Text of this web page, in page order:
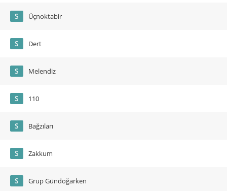
S Üçnoktabir
S Dert
S Melendiz
S 110
S Bağzıları
S Zakkum
S Grup Gündoğarken